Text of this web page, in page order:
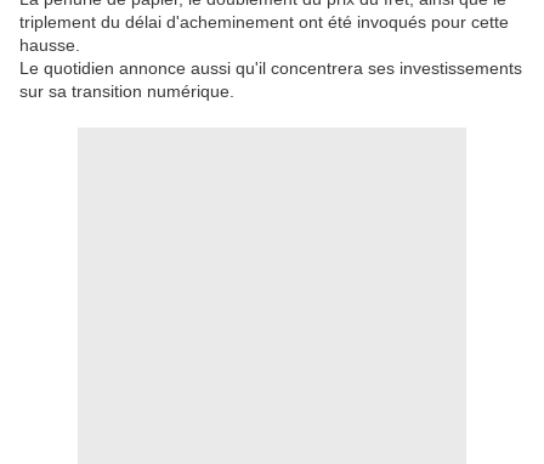
triplement du délai d'acheminement ont été invoqués pour cette
hausse.
Le quotidien annonce aussi qu'il concentrera ses investissements
sur sa transition numérique.